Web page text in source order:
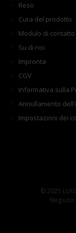
Reso
Cura del prodotto
Modulo di contatto
Su di noi
Impronta
CGV
Informativa sulla
Annullamento
Impostazioni dei
© 2025
Negozio